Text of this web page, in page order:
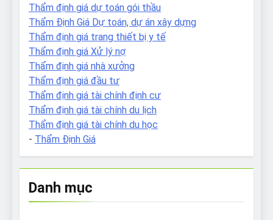
Thẩm định giá dự toán gói thầu
Thẩm Định Giá Dự toán, dự án xây dựng
Thẩm định giá trang thiết bị y tế
Thẩm định giá Xử lý nợ
Thẩm định giá nhà xưởng
Thẩm định giá đầu tư
Thẩm định giá tài chính định cư
Thẩm định giá tài chính du lịch
Thẩm định giá tài chính du học
- Thẩm Định Giá
Danh mục